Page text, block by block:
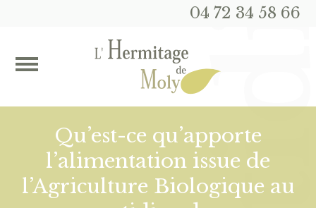
04 72 34 58 66
Qu’est-ce qu’apporte
l’alimentation issue de
l’Agriculture Biologique au